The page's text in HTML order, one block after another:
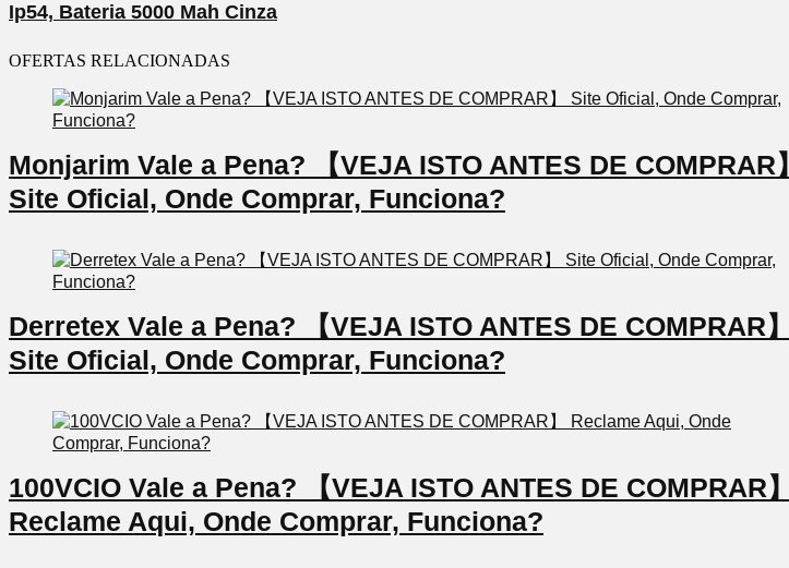
Ip54, Bateria 5000 Mah Cinza
OFERTAS RELACIONADAS
Monjarim Vale a Pena? 【VEJA ISTO ANTES DE COMPRAR】
Site Oficial, Onde Comprar, Funciona?
Derretex Vale a Pena? 【VEJA ISTO ANTES DE COMPRAR】
Site Oficial, Onde Comprar, Funciona?
100VCIO Vale a Pena? 【VEJA ISTO ANTES DE COMPRAR】
Reclame Aqui, Onde Comprar, Funciona?